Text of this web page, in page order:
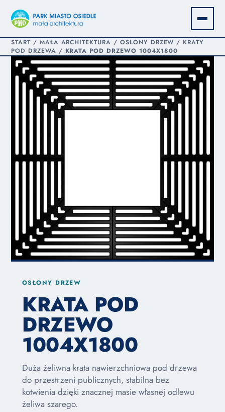
START/ MAŁA ARCHITEKTURA / OSŁONY DRZEW / KRATY
POD DRZEWA / KRATA POD DRZEWO 1004X1800
OSŁONY DRZEW
KRATA POD
DRZEWO
1004X1800
Duża żeliwna krata nawierzchniowa pod drzewa
do przestrzeni publicznych, stabilna bez
kotwienia dzięki znacznej masie własnej odlewu
żeliwa szarego.